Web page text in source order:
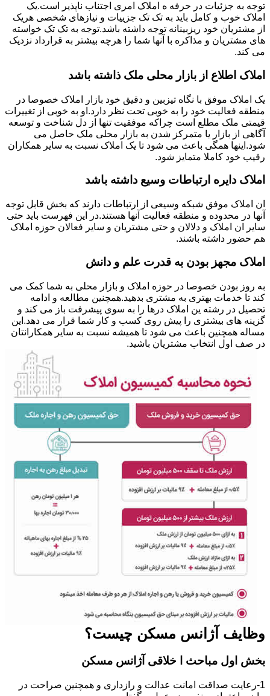
توجه به جزئیات در حرفه ه املاک امری اجتناب ناپذیر است.یک
املاک خوب و کامل باید به تک تک جزییات و نیازهای شخصی هریک
از مشتریان خود ریزبینانه توجه داشته باشد.توجه به تک تک خواسته
های مشتریان و مذاکره با آنها شما را هرچه بیشتر به قرارداد نزدیک
می کند.
املاک اطلاع از بازار محلی ملک ذاشته باشد
یک املاک موفق با نگاه تیزبین و دقیق خود بازار املاک خصوصا در
منطقه فعالیت خود را به خوبی تحت نظر دارد.او به خوبی از تغییرات
قیمتی ملک مطلع است چراکه موفقیت تنها از دل شناخت و توسعه
آگاهی از بازار یا متمرکز شدن به بازار محلی ملک حاصل می
شود.اینها همگی باعث می شود تا یک املاک نسبت به سایر همکاران
رقیب خود کاملا متمایز شود.
املاک دایره ارتباطات وسیع داشته باشد
ان املاک موفق شبکه وسیعی از ارتباطات دارند که بخش قابل توجه
آنها در محدوده و منطقه فعالیت آنها هستند.در این فهرست باید حتی
سایر ان املاک و دلالان و حتی مشتریان و سایر فعالان حوزه املاک
هم حضور داشته باشند.
املاک مجهز بودن به قدرت علم و دانش
به روز بودن خصوصا در حوزه املاک و بازار محلی به شما کمک می
کند تا خدمات بهتری به مشتری بدهید.همچنین مطالعه و ادامه
تحصیل در رشته ین املاک درها را به سوی پیشرفت باز می کند و
گزینه های بیشتری را پیش روی کسب و کار شما قرار می دهد.این
مساله همچنین باعث می شود تا همیشه نسبت به سایر همکارانتان
در صف اول انتخاب مشتریان باشید.
وظایف آژانس مسکن چیست؟
بخش اول مباحث ا خلاقی آژانس مسکن
1-رعایت صداقت امانت عدالت و رازداری و همچنین صراحت در